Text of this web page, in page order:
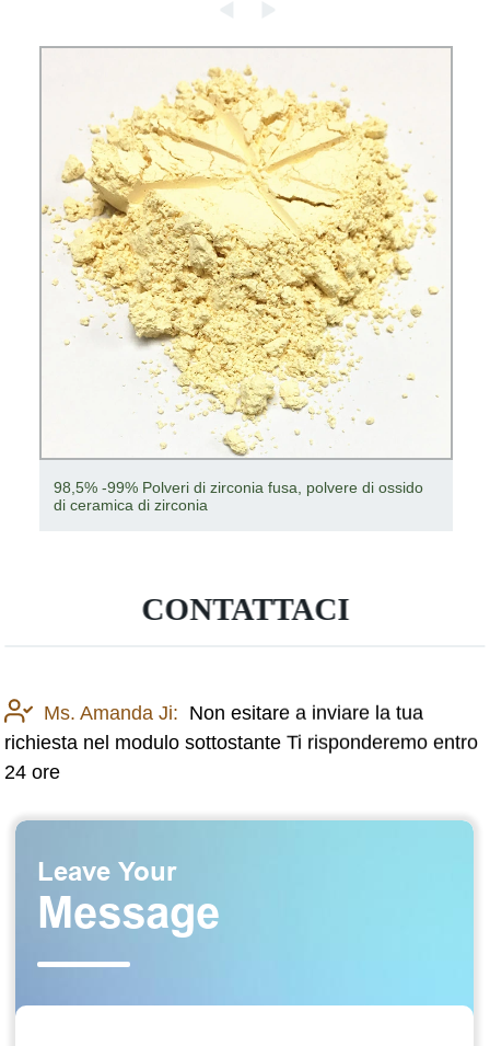
98,5% -99% Polveri di zirconia fusa, polvere di ossido
di ceramica di zirconia
CONTATTACI
Ms. Amanda Ji: Non esitare a inviare la tua
richiesta nel modulo sottostante Ti risponderemo entro
24 ore